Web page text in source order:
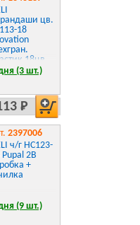
цв.
18
18цв.
(3 шт.)
Р
2397006
ч/г HC123-
Pupal 2B
+
(9 шт.)